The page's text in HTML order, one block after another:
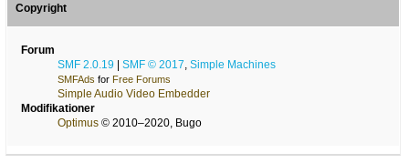
Copyright
Forum
SMF 2.0.19
SMF © 2017, Simple Machines
SMFAds for Free Forums
Simple Audio Video Embedder
Modifikationer
Optimus© 2010–2020, Bugo